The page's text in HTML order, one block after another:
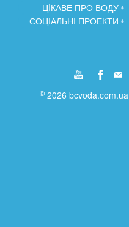
ЦIКАВЕ ПРО ВОДУ
СОЦIАЛЬНI ПРОЕКТИ
2026 bcvoda.com.ua